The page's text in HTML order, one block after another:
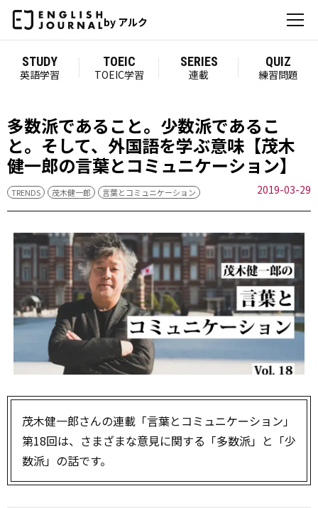
by アルク
STUDY
英語学習
TOEIC
TOEIC学習
SERIES
連載
QUIZ
練習問題
多数派であること。少数派であるこ
と。そして、外国語を学ぶ意味【茂木
健一郎の言葉とコミュニケーション】
TRENDS 茂木健一郎 言葉とコミュニケーション 2019-03-29
茂木健一郎さんの連載「言葉とコミュニケーション」
第18回は、さまざまな意見に関する「多数派」と「少
数派」の話です。